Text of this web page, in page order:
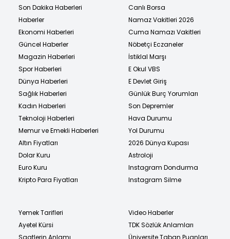
Son Dakika Haberleri
Haberler
Ekonomi Haberleri
Güncel Haberler
Magazin Haberleri
Spor Haberleri
Dünya Haberleri
Sağlık Haberleri
Kadın Haberleri
Teknoloji Haberleri
Memur ve Emekli Haberleri
Altın Fiyatları
Dolar Kuru
Euro Kuru
Kripto Para Fiyatları
Canlı Borsa
Namaz Vakitleri 2026
Cuma Namazı Vakitleri
Nöbetçi Eczaneler
İstiklal Marşı
E Okul VBS
E Devlet Giriş
Günlük Burç Yorumları
Son Depremler
Hava Durumu
Yol Durumu
2026 Dünya Kupası
Astroloji
Instagram Dondurma
Instagram Silme
Yemek Tarifleri
Ayetel Kürsi
Video Haberler
TDK Sözlük Anlamları